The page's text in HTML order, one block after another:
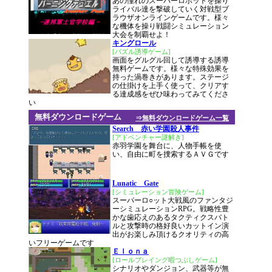
ライバル達を撃破していく対戦型ブ
ラウザオンラインゲームです。様々
な機体を操り戦闘シミュレーション
大会を制覇せよ！
キングロール
[パズル誘導ゲーム]
画面をグルグル回して誘導する誘導
無料ゲームです。様々な特殊効果を
持った渦巻きがあります。ステージ
の仕掛けを上手く使って、クリアす
る達成感をぜひ味わってみてくださ
い
⇒無料ダウンロードゲーム一覧
無料ダウンロードゲーム
Search 赤い学園殺人事件
[アドベンチャー謎解き]
赤羽学園を舞台に、人物手帳を使
い、自由に町を捜索するＡＶＧです
Lunatic Gate
[シミュレーション冒険ゲーム]
スーパーロ○ット大戦風のファンタジ
ーシミュレーションRPG。戦略性豊
かな歯応えのあるタクティクスバト
ルと攻撃時の格好良いカットイン演
出がお楽しみ頂けるクオリティの高
いフリーゲームです
Ｅｌｏｎａ
[ロールプレイング暇つぶしゲーム]
シナリオやダンジョン、武器等が無